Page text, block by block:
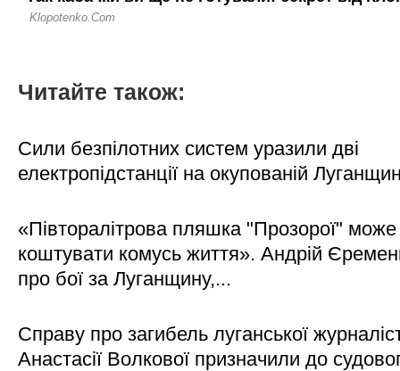
Читайте також:
Сили безпілотних систем уразили дві
електропідстанції на окупованій
«Півторалітрова пляшка "Прозорої" може
коштувати комусь життя». Андрій
про бої за Луганщину,...
Справу про загибель луганської
Анастасії Волкової призначили до